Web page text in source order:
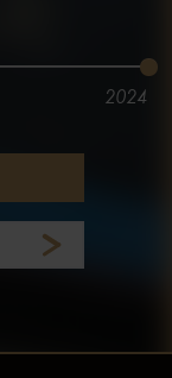
2024
153.781 km